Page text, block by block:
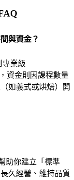
與資金？
專業級
資金則因課程數量
如義式或烘焙）開
助你建立「標準
久經營、維持品質